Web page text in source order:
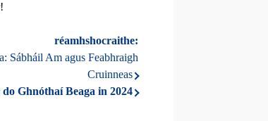
réamhshocraithe:
Sábháil Am agus Feabhraigh
Cruinneas
Ghnóthaí Beaga in 2024